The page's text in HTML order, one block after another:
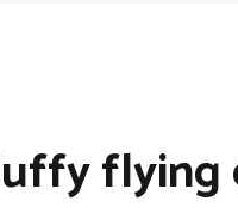
flying